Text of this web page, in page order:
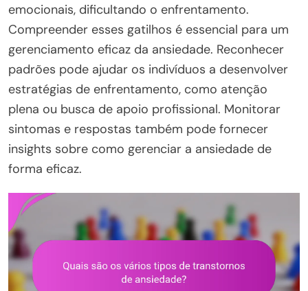
emocionais, dificultando o enfrentamento.
Compreender esses gatilhos é essencial para um
gerenciamento eficaz da ansiedade. Reconhecer
padrões pode ajudar os indivíduos a desenvolver
estratégias de enfrentamento, como atenção
plena ou busca de apoio profissional. Monitorar
sintomas e respostas também pode fornecer
insights sobre como gerenciar a ansiedade de
forma eficaz.